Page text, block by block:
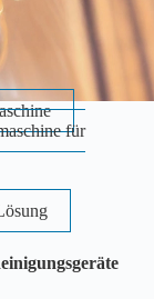
für